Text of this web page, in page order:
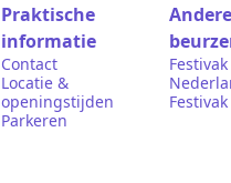
Praktische
informatie
Contact
Locatie &
openingstijden
Parkeren
Andere
Festivak